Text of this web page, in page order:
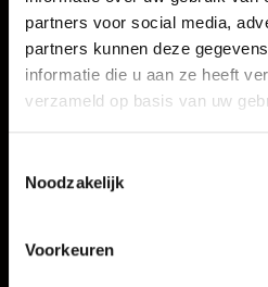
partners voor social media,
partners kunnen deze
informatie die u aan ze heeft
verzameld op basis van uw
Noodzakelijk
Voorkeuren
Meer
Proefrit
Verkoop
Auto onderhoud
Over Autobedrijf De